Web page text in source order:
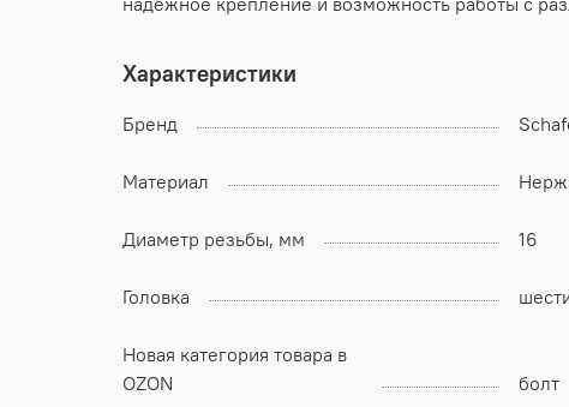
Характеристики
Бренд
Материал
Диаметр резьбы, мм 16
Головка
Новая категория товара в
OZON
болт